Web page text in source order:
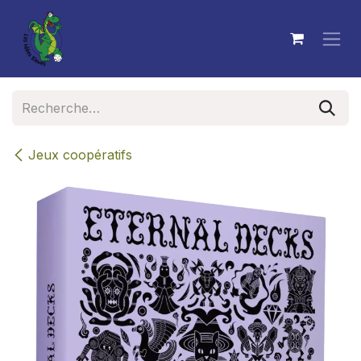
Se rendre au contenu
Jeux coopératifs